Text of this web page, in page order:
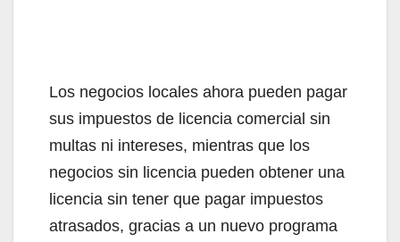
Los negocios locales ahora pueden pagar
sus impuestos de licencia comercial sin
multas ni intereses, mientras que los
negocios sin licencia pueden obtener una
licencia sin tener que pagar impuestos
atrasados, gracias a un nuevo programa